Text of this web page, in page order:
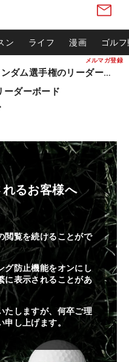
メルマガ登録
ン ライフ 漫画 ゴル
松山英樹ら出場 ウィンダム選手権のリーダーボード
ダーボード
るお客様へ
閲覧を続けることがで
グ防止機能をオンにし
に表示されることがあ
たしますが、何卒ご理
申し上げます。